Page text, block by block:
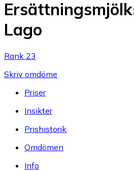
Lago
Rank 23
Skriv omdöme
Priser
Insikter
Prishistorik
Omdömen
Info